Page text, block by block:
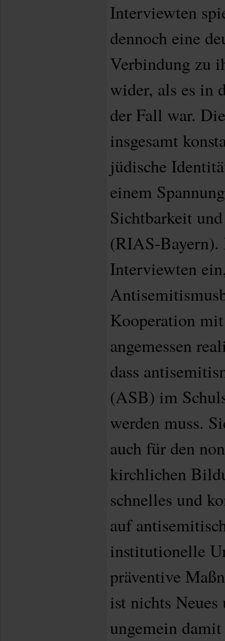
Interviewten
dennoch eine
Verbindung zu
wider, als es in
der Fall war.
insgesamt
jüdische
einem
Sichtbarkeit
(RIAS-Bayern).
Interviewten
Kooperation
angemessen
dass
(ASB) im
werden muss.
auch für den
kirchlichen
schnelles und
auf
institutionelle
präventive
ist nichts
ungemein